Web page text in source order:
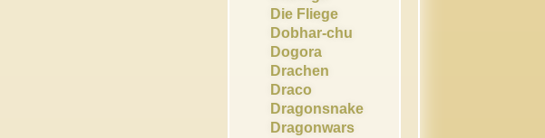
Die Fliege
Dobhar-chu
Dogora
Drachen
Draco
Dragonsnake
Dragonwars